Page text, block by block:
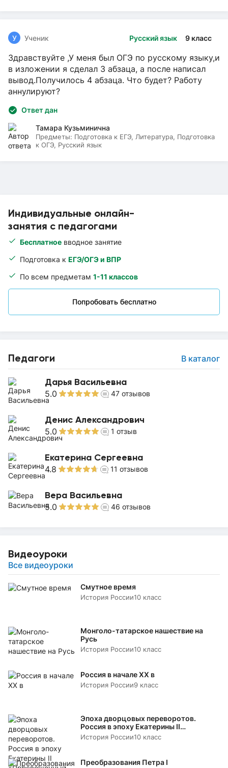
Индивидуальные онлайн-
занятия с педагогами
Бесплатное вводное занятие
Подготовка к ЕГЭ/ОГЭ и ВПР
По всем предметам 1-11 классов
Попробовать бесплатно
Педагоги В каталог
Дарья Васильевна
5.0 47 отзывов
Денис Александрович
5.0 1 отзыв
Екатерина Сергеевна
4.8 11 отзывов
Вера Васильевна
5.0 46 отзывов
Видеоуроки
Все видеоуроки
Смутное время
История России10 класс
Монголо-татарское нашествие на
Русь
История России10 класс
Россия в начале XX в
История России9 класс
Эпоха дворцовых переворотов.
Россия в эпоху Екатерины II
«Просвещенный абсолютизм»
История России10 класс
Преобразования Петра I
Русский язык 9 класс
У Ученик
Здравствуйте ,У меня был ОГЭ по русскому языку,и
в изложении я сделал 3 абзаца, а после написал
вывод.Получилось 4 абзаца. Что будет? Работу
аннулируют?
Ответ дан
Тамара Кузьминична
Предметы: Подготовка к ЕГЭ, Литература, Подготовка
к ОГЭ, Русский язык